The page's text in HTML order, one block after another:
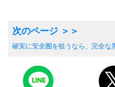
確実に安全圏を狙うなら、完全な